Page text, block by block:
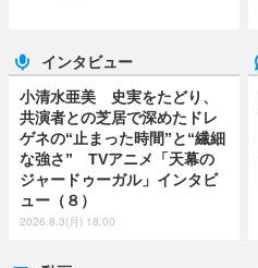
インタビュー
小清水亜美 史実をたどり、
共演者との芝居で深めたドレ
ゲネの“止まった時間”と“繊細
な強さ” TVアニメ「天幕の
ジャードゥーガル」インタビ
ュー（８）
2026.8.3(月) 18:00